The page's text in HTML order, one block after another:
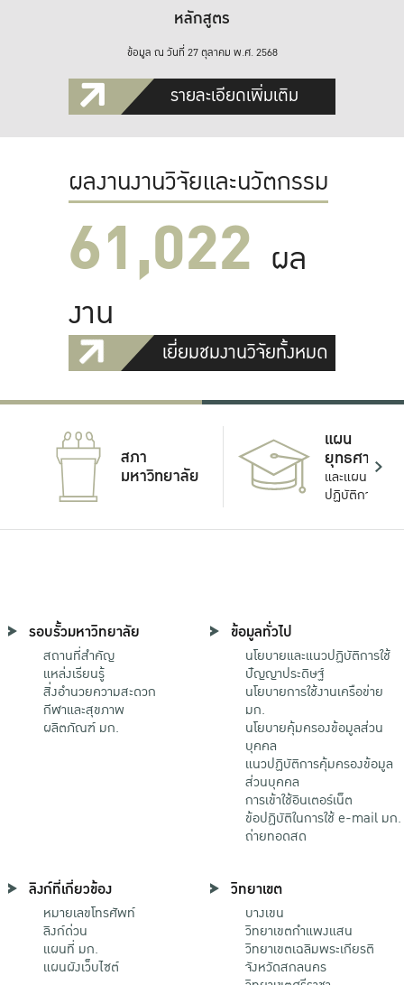
หลักสูตร
ข้อมูล ณ วันที่ 27 ตุลาคม พ.ศ. 2568
รายละเอียดเพิ่มเติม
ผลงานงานวิจัยและนวัตกรรม
61,022 ผล
งาน
เยี่ยมชมงานวิจัยทั้งหมด
สภา
มหาวิทยาลัย
แผน
ยุทธศาสตร์
และแผน
ปฏิบัติการ
รอบรั้วมหาวิทยาลัย
สถานที่สำคัญ
แหล่งเรียนรู้
สิ่งอำนวยความสะดวก
กีฬาและสุขภาพ
ผลิตภัณฑ์ มก.
ข้อมูลทั่วไป
นโยบายและแนวปฏิบัติการใช้
ปัญญาประดิษฐ์
นโยบายการใช้งานเครือข่าย
มก.
นโยบายคุ้มครองข้อมูลส่วน
บุคคล
แนวปฏิบัติการคุ้มครองข้อมูล
ส่วนบุคคล
การเข้าใช้อินเตอร์เน็ต
ข้อปฏิบัติในการใช้ e-mail มก.
ถ่ายทอดสด
ลิงก์ที่เกี่ยวข้อง
หมายเลขโทรศัพท์
ลิงก์ด่วน
แผนที่ มก.
แผนผังเว็บไซต์
วิทยาเขต
บางเขน
วิทยาเขตกําแพงแสน
วิทยาเขตเฉลิมพระเกียรติ
จังหวัดสกลนคร